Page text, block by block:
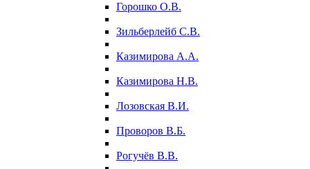
Горошко О.В.
Зильберлейб С.В.
Казимирова А.А.
Казимирова Н.В.
Лозовская В.И.
Проворов В.Б.
Рогучёв В.В.